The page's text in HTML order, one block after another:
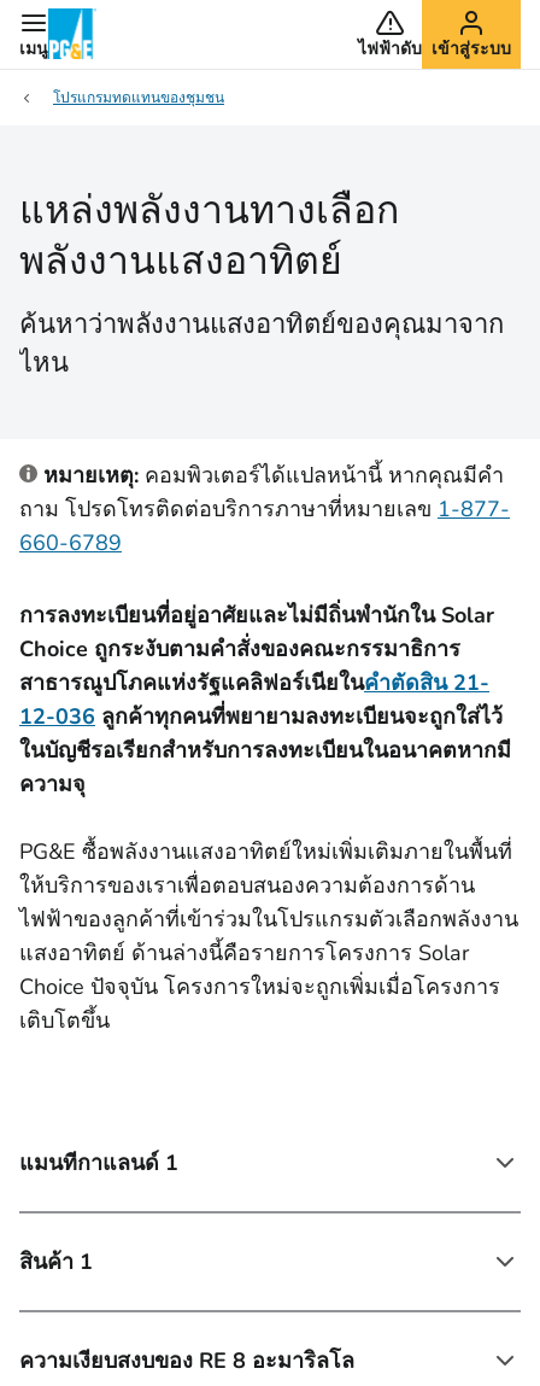
เมนู ไฟฟ้าดับ เข้าสู่ระบบ
โปรแกรมทดแทนของชุมชน
แหล่งพลังงานทางเลือก
พลังงานแสงอาทิตย์
ค้นหาว่าพลังงานแสงอาทิตย์ของคุณมาจาก
ไหน
หมายเหตุ: คอมพิวเตอร์ได้แปลหน้านี้ หากคุณมีคํา
ถาม โปรดโทรติดต่อบริการภาษาที่หมายเลข 1-877-
660-6789
การลงทะเบียนที่อยู่อาศัยและไม่มีถิ่นพํานักใน Solar
Choice ถูกระงับตามคําสั่งของคณะกรรมาธิการ
สาธารณูปโภคแห่งรัฐแคลิฟอร์เนียในคําตัดสิน 21-
12-036 ลูกค้าทุกคนที่พยายามลงทะเบียนจะถูกใส่ไว้
ในบัญชีรอเรียกสําหรับการลงทะเบียนในอนาคตหากมี
ความจุ
PG&E ซื้อพลังงานแสงอาทิตย์ใหม่เพิ่มเติมภายในพื้นที่
ให้บริการของเราเพื่อตอบสนองความต้องการด้าน
ไฟฟ้าของลูกค้าที่เข้าร่วมในโปรแกรมตัวเลือกพลังงาน
แสงอาทิตย์ ด้านล่างนี้คือรายการโครงการ Solar
Choice ปัจจุบัน โครงการใหม่จะถูกเพิ่มเมื่อโครงการ
เติบโตขึ้น
แมนทีกาแลนด์ 1
สินค้า 1
ความเงียบสงบของ RE 8 อะมาริลโล